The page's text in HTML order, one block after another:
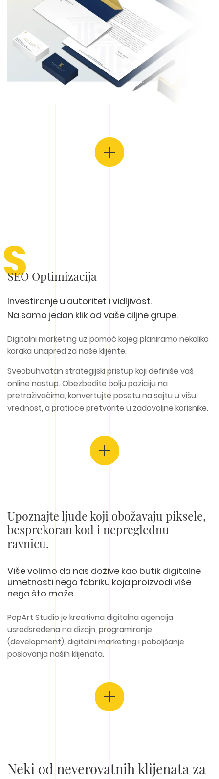
S
SEO Optimizacija
Investiranje u autoritet i vidljivost.
Na samo jedan klik od vaše ciljne grupe.
Digitalni marketing uz pomoć kojeg planiramo nekoliko
koraka unapred za naše klijente.
Sveobuhvatan strategijski pristup koji definiše vaš
online nastup. Obezbedite bolju poziciju na
pretraživačima, konvertujte posetu na sajtu u višu
vrednost, a pratioce pretvorite u zadovoljne korisnike.
Upoznajte ljude koji obožavaju piksele,
besprekoran kod i nepreglednu
ravnicu.
Više volimo da nas dožive kao butik digitalne
umetnosti nego fabriku koja proizvodi više
nego što može.
PopArt Studio je kreativna digitalna agencija
usredsređena na dizajn, programiranje
(development), digitalni marketing i poboljšanje
poslovanja naših klijenata.
Neki od neverovatnih klijenata za